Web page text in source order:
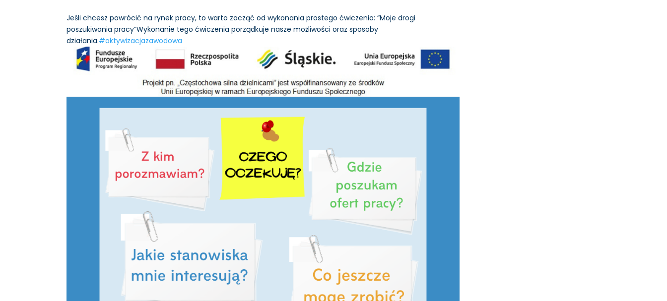
Jeśli chcesz powrócić na rynek pracy, to warto zacząć od wykonania prostego ćwiczenia: “Moje drogi
poszukiwania pracy”Wykonanie tego ćwiczenia porządkuje nasze możliwości oraz sposoby
działania.#aktywizacjazawodowa